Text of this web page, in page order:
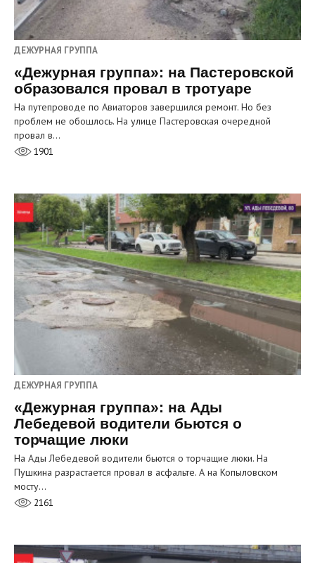
ДЕЖУРНАЯ ГРУППА
«Дежурная группа»: на Пастеровской
образовался провал в тротуаре
На путепроводе по Авиаторов завершился ремонт. Но без
проблем не обошлось. На улице Пастеровская очередной
провал в…
1901
ДЕЖУРНАЯ ГРУППА
«Дежурная группа»: на Ады
Лебедевой водители бьются о
торчащие люки
На Ады Лебедевой водители бьются о торчащие люки. На
Пушкина разрастается провал в асфальте. А на Копыловском
мосту…
2161